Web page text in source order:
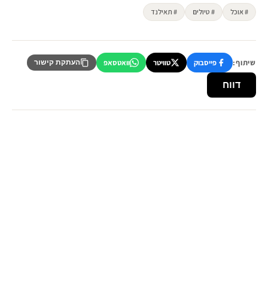
# אוכל # טיולים # תאילנד
שיתוף: פייסבוק טוויטר וואטסאפ העתקת קישור
דווח